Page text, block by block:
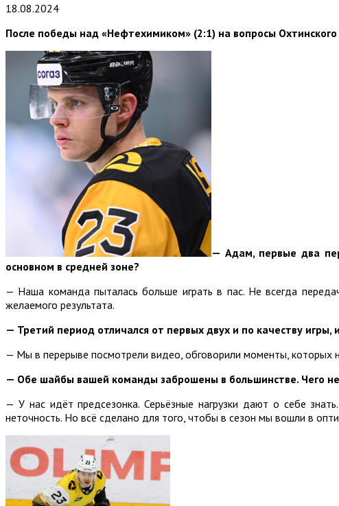
18.08.2024
После победы над «Нефтехимиком» (2:1) на вопросы
— Адам, первые два
основном в средней зоне?
— Наша команда пыталась больше играть в пас. Не всегда
желаемого результата.
— Третий период отличался от первых двух и по качеству
— Мы в перерыве посмотрели видео, обговорили моменты, которых
— Обе шайбы вашей команды заброшены в большинстве. Чего не
— У нас идёт предсезонка. Серьёзные нагрузки дают о себе
неточность. Но всё сделано для того, чтобы в сезон мы вошли в